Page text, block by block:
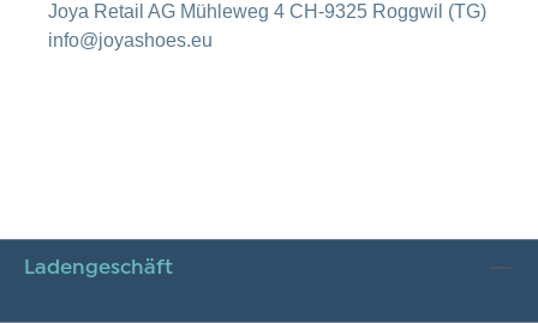
Joya Retail AG Mühleweg 4 CH-9325 Roggwil (TG)
info@joyashoes.eu
Ladengeschäft